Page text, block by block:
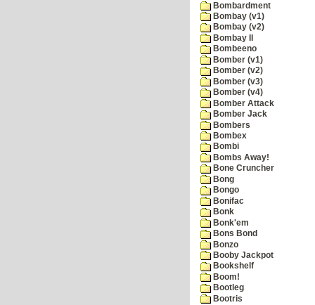
Bombardment
Bombay (v1)
Bombay (v2)
Bombay II
Bombeeno
Bomber (v1)
Bomber (v2)
Bomber (v3)
Bomber (v4)
Bomber Attack
Bomber Jack
Bombers
Bombex
Bombi
Bombs Away!
Bone Cruncher
Bong
Bongo
Bonifac
Bonk
Bonk'em
Bons Bond
Bonzo
Booby Jackpot
Bookshelf
Boom!
Bootleg
Bootris